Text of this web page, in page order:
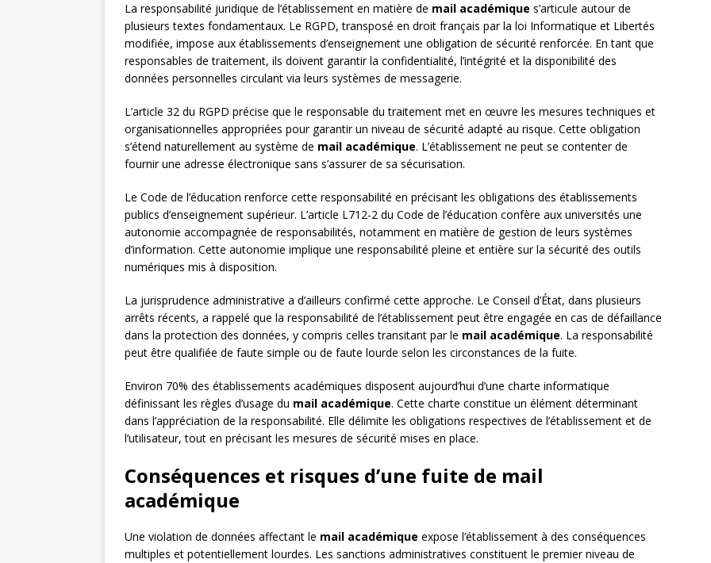
La responsabilité juridique de l’établissement en matière de mail académique s’articule autour de
plusieurs textes fondamentaux. Le RGPD, transposé en droit français par la loi Informatique et Libertés
modifiée, impose aux établissements d’enseignement une obligation de sécurité renforcée. En tant que
responsables de traitement, ils doivent garantir la confidentialité, l’intégrité et la disponibilité des
données personnelles circulant via leurs systèmes de messagerie.
L’article 32 du RGPD précise que le responsable du traitement met en œuvre les mesures techniques et
organisationnelles appropriées pour garantir un niveau de sécurité adapté au risque. Cette obligation
s’étend naturellement au système de mail académique. L’établissement ne peut se contenter de
fournir une adresse électronique sans s’assurer de sa sécurisation.
Le Code de l’éducation renforce cette responsabilité en précisant les obligations des établissements
publics d’enseignement supérieur. L’article L712-2 du Code de l’éducation confère aux universités une
autonomie accompagnée de responsabilités, notamment en matière de gestion de leurs systèmes
d’information. Cette autonomie implique une responsabilité pleine et entière sur la sécurité des outils
numériques mis à disposition.
La jurisprudence administrative a d’ailleurs confirmé cette approche. Le Conseil d’État, dans plusieurs
arrêts récents, a rappelé que la responsabilité de l’établissement peut être engagée en cas de défaillance
dans la protection des données, y compris celles transitant par le mail académique. La responsabilité
peut être qualifiée de faute simple ou de faute lourde selon les circonstances de la fuite.
Environ 70% des établissements académiques disposent aujourd’hui d’une charte informatique
définissant les règles d’usage du mail académique. Cette charte constitue un élément déterminant
dans l’appréciation de la responsabilité. Elle délimite les obligations respectives de l’établissement et de
l’utilisateur, tout en précisant les mesures de sécurité mises en place.
Conséquences et risques d’une fuite de mail
académique
Une violation de données affectant le mail académique expose l’établissement à des conséquences
multiples et potentiellement lourdes. Les sanctions administratives constituent le premier niveau de